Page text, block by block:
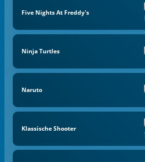
Five Nights At Freddy's
Ninja Turtles
Naruto
Klassische Shooter